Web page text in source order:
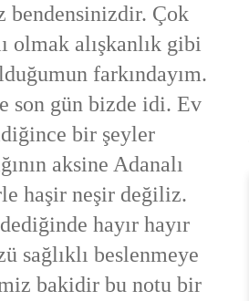
bendensinizdir. Çok
olmak alışkanlık gibi
farkındayım.
son gün bizde idi. Ev
bir şeyler
aksine Adanalı
haşir neşir değiliz.
hayır hayır
sağlıklı beslenmeye
bakidir bu notu bir